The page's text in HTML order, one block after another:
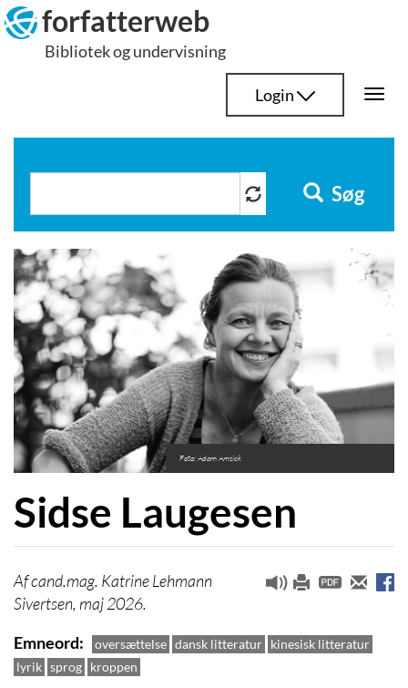
Hop
til
indhold
forfatterweb
Bibliotek og undervisning
Login
Søg
Foto: Adam Amsick
Sidse Laugesen
cand.mag. Katrine Lehmann
Sivertsen, maj 2026.
Emneord
oversættelse dansk litteratur kinesisk litteratur
lyrik sprog kroppen